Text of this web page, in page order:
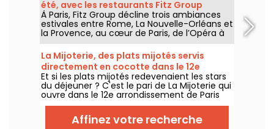
mardi au dimanche.
été, avec les restaurants Fitz Group
À Paris, Fitz Group décline trois ambiances
estivales entre Rome, La Nouvelle-Orléans et
la Provence, au cœur de Paris, de l’Opéra à
la Tour Eiffel. Chaque adresse, grâce à sa
terrasse, offre une escale à part entière,
sans quitter la capitale .
La Mijoterie, des plats mijotés servis
directement en cocotte dans le 12e
arrondissement
Et si les plats mijotés redevenaient les stars
du déjeuner ? C'est le pari de La Mijoterie qui
ouvre dans le 12e arrondissement de Paris
avec une cuisine de longue cuisson
imaginée par le chef Augustin Garnier et
servie directement dans des cocottes.
Affinez votre recherche